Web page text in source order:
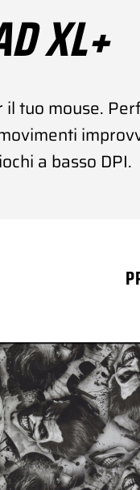
XL+
tuo mouse.
a basso DPI.